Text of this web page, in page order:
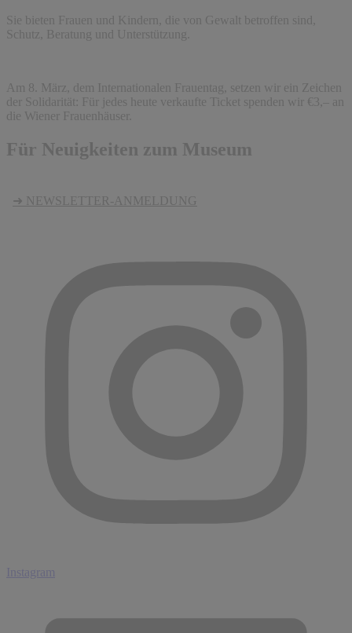
Sie bieten Frauen und Kindern, die von Gewalt betroffen sind,
Schutz, Beratung und Unterstützung.
Am 8. März, dem Internationalen Frauentag, setzen wir ein Zeichen
der Solidarität: Für jedes heute verkaufte Ticket spenden wir €3,– an
die Wiener Frauenhäuser.
Für Neuigkeiten zum Museum
➜ NEWSLETTER-ANMELDUNG
Instagram